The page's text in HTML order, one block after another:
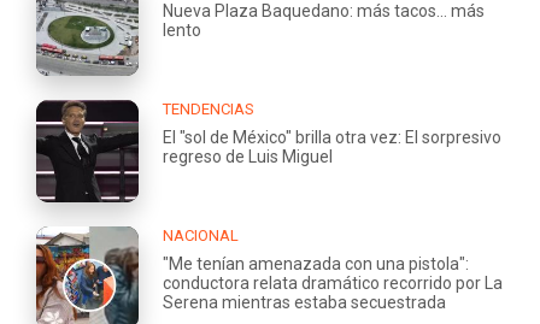
Nueva Plaza Baquedano: más tacos... más
lento
TENDENCIAS
El "sol de México" brilla otra vez: El sorpresivo
regreso de Luis Miguel
NACIONAL
"Me tenían amenazada con una pistola":
conductora relata dramático recorrido por La
Serena mientras estaba secuestrada